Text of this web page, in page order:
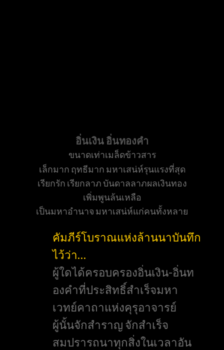
อิ่นเงิน อิ่นทองคำ
ขนาดเท่าเมล็ดข้าวสาร
เล็กมาก ฤทธีมาก มหาเสน่ห์รุนแรงที่สุด
เรียกรัก เรียกลาภ บันดาลลาภผลเงินทอง
เพิ่มพูนล้นเหลือ
เป็นมหาอำนาจ มหาเสน่ห์แก่คนทั้งหลาย
คัมภีร์โบราณแห่งล้านนาบันทึก
ไว้ว่า…
ผู้ใดได้ครอบครองอิ่นเงิน-อิ่นท
องคำที่ประสิทธิ์สำเร็จมหา
เวทย์คาถาแห่งคุรุอาจารย์
ผู้นั้นจักสำราญ จักสำเร็จ
สมปรารถนาทุกสิ่งในเวลาอัน